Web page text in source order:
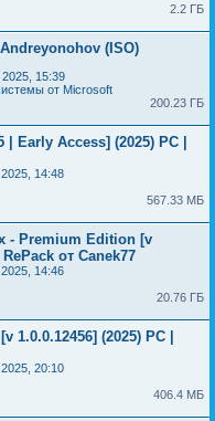
2.2 ГБ
(ISO)
2025, 15:39
от Microsoft
200.23 ГБ
| Early Access] (2025) PC |
14:48
567.33 МБ
- Premium Edition [v
от Canek77
14:46
20.76 ГБ
1.0.0.12456] (2025) PC |
20:10
406.4 МБ